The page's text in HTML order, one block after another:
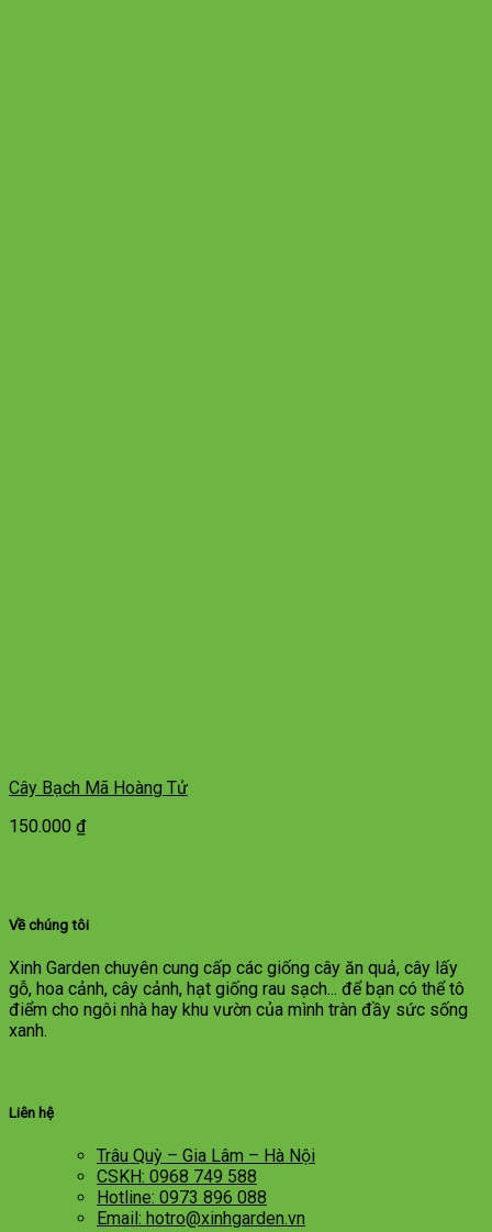
Cây Bạch Mã Hoàng Tử
150.000 ₫
Về chúng tôi
Xinh Garden chuyên cung cấp các giống cây ăn quả, cây lấy
gỗ, hoa cảnh, cây cảnh, hạt giống rau sạch... để bạn có thể tô
điểm cho ngôi nhà hay khu vườn của mình tràn đầy sức sống
xanh.
Liên hệ
Trâu Quỳ – Gia Lâm – Hà Nội
CSKH: 0968 749 588
Hotline: 0973 896 088
Email: hotro@xinhgarden.vn